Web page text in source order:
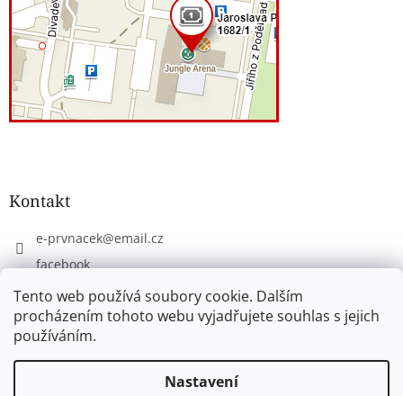
Tento web používá soubory cookie. Dalším
procházením tohoto webu vyjadřujete souhlas s jejich
používáním.
Nastavení
Kontakt
e-prvnacek@email.cz
facebook
eprvnacek